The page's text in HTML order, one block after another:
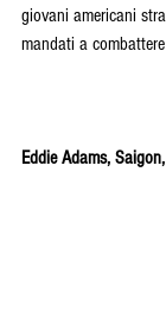
giovani americani
mandati a
Eddie Adams,